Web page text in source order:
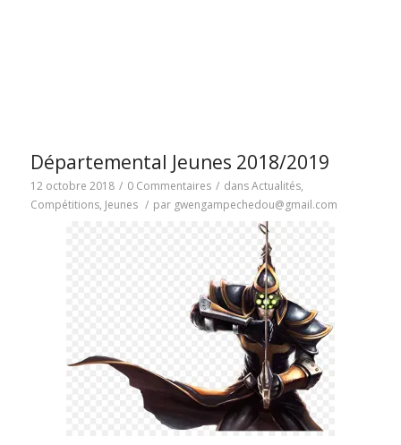
Départemental Jeunes 2018/2019
12 octobre 2018 / 0 Commentaires / dansActualités,
Compétitions, Jeunes / par gwengampechedou@gmail.com